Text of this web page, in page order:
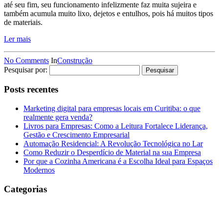
até seu fim, seu funcionamento infelizmente faz muita sujeira e
também acumula muito lixo, dejetos e entulhos, pois há muitos tipos
de materiais.
Ler mais
No Comments InConstrução
Pesquisar por:
Posts recentes
Marketing digital para empresas locais em Curitiba: o que
realmente gera venda?
Livros para Empresas: Como a Leitura Fortalece Liderança,
Gestão e Crescimento Empresarial
Automação Residencial: A Revolução Tecnológica no Lar
Como Reduzir o Desperdício de Material na sua Empresa
Por que a Cozinha Americana é a Escolha Ideal para Espaços
Modernos
Categorias